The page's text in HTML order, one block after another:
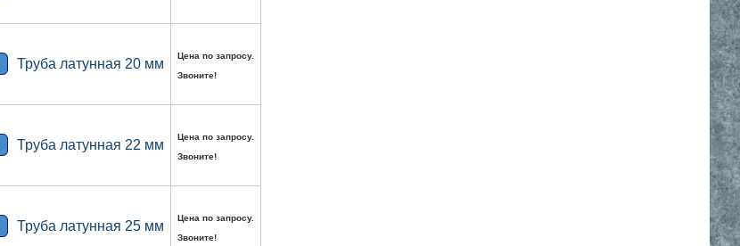
Труба латунная 20 мм
Цена по запросу.
Звоните!
Труба латунная 22 мм
Цена по запросу.
Звоните!
Труба латунная 25 мм
Цена по запросу.
Звоните!